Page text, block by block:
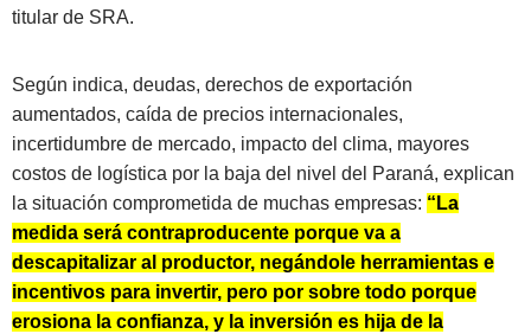
titular de SRA.
Según indica, deudas, derechos de exportación
aumentados, caída de precios internacionales,
incertidumbre de mercado, impacto del clima, mayores
costos de logística por la baja del nivel del Paraná, explican
la situación comprometida de muchas empresas: “La
medida será contraproducente porque va a
descapitalizar al productor, negándole herramientas e
incentivos para invertir, pero por sobre todo porque
erosiona la confianza, y la inversión es hija de la